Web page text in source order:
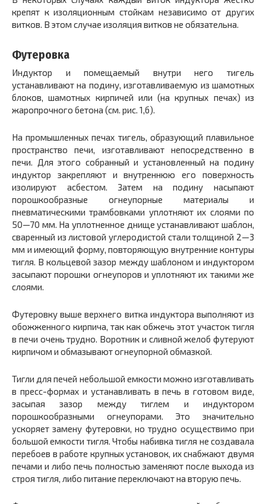
крепят к изоляционным стойкам независимо от других
витков. В этом случае изоляция витков не обязательна.
Футеровка
Индуктор и помещаемый внутри него тигель
устанавливают на подину, изготавливаемую из шамотных
блоков, шамотных кирпичей или (на крупных печах) из
жаропрочного бетона (см. рис. 1,б).
На промышленных печах тигель, образующий плавильное
пространство печи, изготавливают непосредственно в
печи. Для этого собранный и установленный на подину
индуктор закрепляют и внутреннюю его поверхность
изолируют асбестом. Затем на подину насыпают
порошкообразные огнеупорные материалы и
пневматическими трамбовками уплотняют их слоями по
50—70 мм. На уплотненное днище устанавливают шаблон,
сваренный из листовой углеродистой стали толщиной 2—3
мм и имеющий форму, повторяющую внутренние контуры
тигля. В кольцевой зазор между шаблоном и индуктором
засыпают порошки огнеупоров и уплотняют их такими же
слоями.
Футеровку выше верхнего витка индуктора выполняют из
обожженного кирпича, так как обжечь этот участок тигля
в печи очень трудно. Воротник и сливной желоб футеруют
кирпичом и обмазывают огнеупорной обмазкой.
Тигли для печей небольшой емкости можно изготавливать
в пресс-формах и устанавливать в печь в готовом виде,
засыпая зазор между тиглем и индуктором
порошкообразными огнеупорами. Это значительно
ускоряет замену футеровки, но трудно осуществимо при
большой емкости тигля. Чтобы набивка тигля не создавала
перебоев в работе крупных установок, их снабжают двумя
печами и либо печь полностью заменяют после выхода из
строя тигля, либо питание переключают на вторую печь.